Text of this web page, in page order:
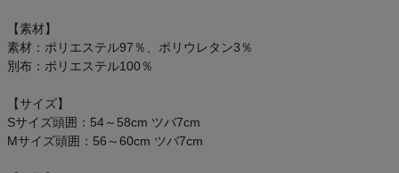
お気に入り
ご利用ガイド
クーポン一覧
【素材】
素材：ポリエステル97％、ポリウレタン3％
別布：ポリエステル100％
【サイズ】
Sサイズ頭囲：54～58cm ツバ7cm
Mサイズ頭囲：56～60cm ツバ7cm